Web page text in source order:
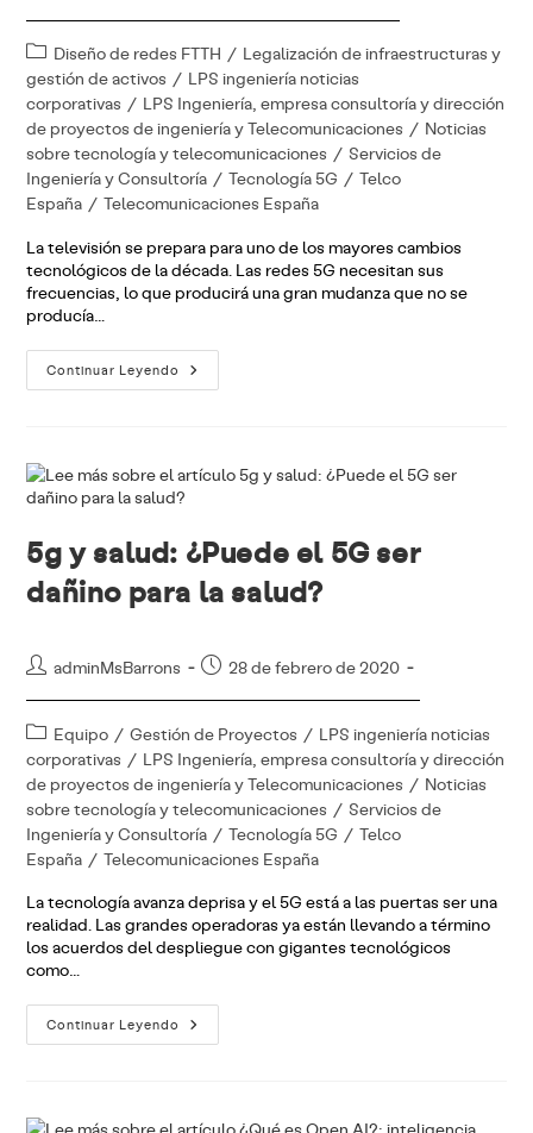
entrada:
entrada:
Categoría
de
la
entrada:
Diseño de redes FTTH / Legalización de infraestructuras y
gestión de activos / LPS ingeniería noticias
corporativas / LPS Ingeniería, empresa consultoría y dirección
de proyectos de ingeniería y Telecomunicaciones / Noticias
sobre tecnología y telecomunicaciones / Servicios de
Ingeniería y Consultoría / Tecnología 5G / Telco
España / Telecomunicaciones España
La televisión se prepara para uno de los mayores cambios
tecnológicos de la década. Las redes 5G necesitan sus
frecuencias, lo que producirá una gran mudanza que no se
producía…
Continuar Leyendo Claves
De
TDT
5g y salud: ¿Puede el 5G ser
dañino para la salud?
Autor
entrada:
adminMsBarrons
Publicación
entrada:
28 de febrero de 2020
Categoría
de
la
entrada:
Equipo / Gestión de Proyectos / LPS ingeniería noticias
corporativas / LPS Ingeniería, empresa consultoría y dirección
de proyectos de ingeniería y Telecomunicaciones / Noticias
sobre tecnología y telecomunicaciones / Servicios de
Ingeniería y Consultoría / Tecnología 5G / Telco
España / Telecomunicaciones España
La tecnología avanza deprisa y el 5G está a las puertas ser una
realidad. Las grandes operadoras ya están llevando a término
los acuerdos del despliegue con gigantes tecnológicos
como…
Continuar Leyendo 5g
Y
Ser